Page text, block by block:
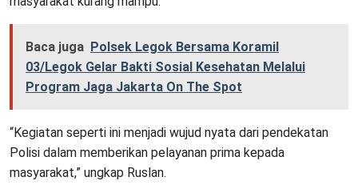
Baca juga Polsek Legok Bersama Koramil
03/Legok Gelar Bakti Sosial Kesehatan Melalui
Program Jaga Jakarta On The Spot
“Kegiatan seperti ini menjadi wujud nyata dari pendekatan
Polisi dalam memberikan pelayanan prima kepada
masyarakat,” ungkap Ruslan.